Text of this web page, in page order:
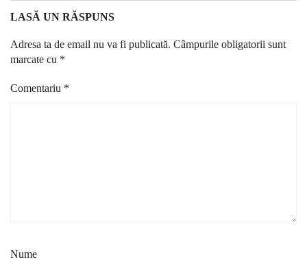
LASĂ UN RĂSPUNS
Adresa ta de email nu va fi publicată. Câmpurile obligatorii sunt
marcate cu *
Comentariu *
Nume